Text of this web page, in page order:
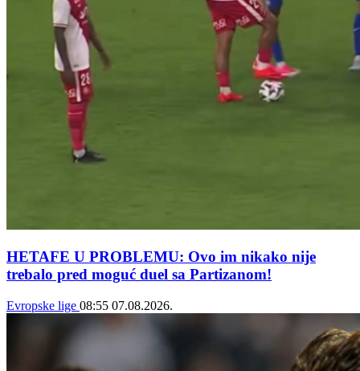
HETAFE U PROBLEMU: Ovo im nikako nije
trebalo pred moguć duel sa Partizanom!
Evropske lige 08:55 07.08.2026.